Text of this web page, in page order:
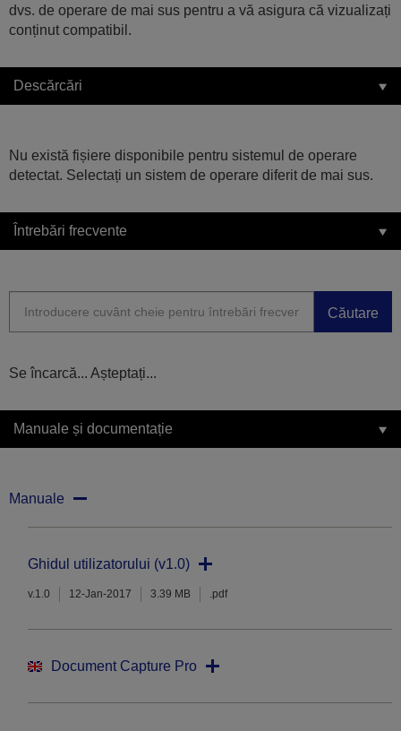
dvs. de operare de mai sus pentru a vă asigura că vizualizați
conținut compatibil.
Descărcări
Nu există fișiere disponibile pentru sistemul de operare
detectat. Selectați un sistem de operare diferit de mai sus.
Întrebări frecvente
Căutare
Se încarcă... Așteptați...
Manuale și documentație
Manuale
Ghidul utilizatorului (v1.0)
v.1.0 12-Jan-2017 3.39 MB .pdf
Document Capture Pro